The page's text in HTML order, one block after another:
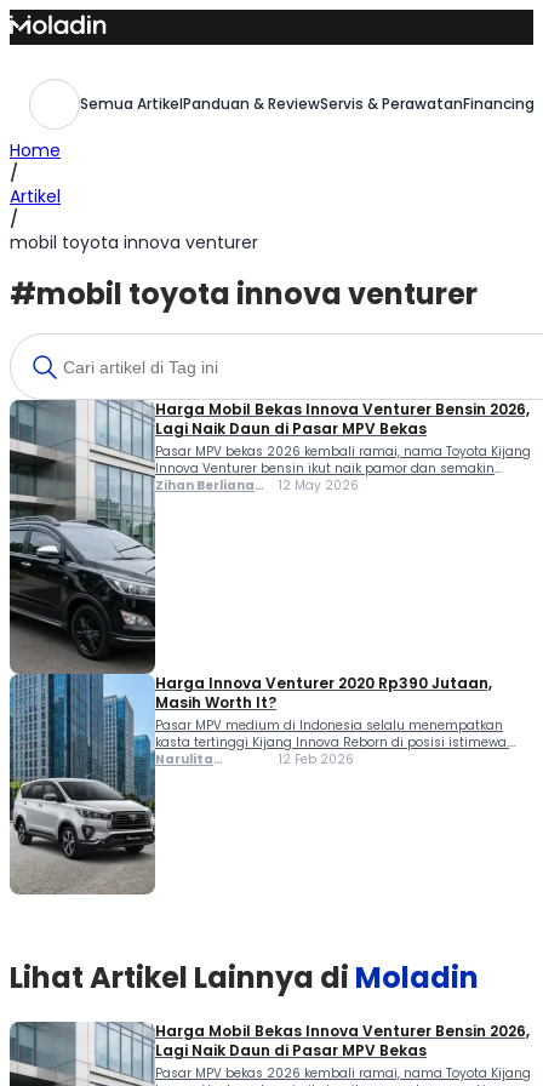
Skip
to
Semua ArtikelPanduan & ReviewServis & Perawatan
Home
/
Artikel
/
mobil toyota innova venturer
#mobil toyota innova venturer
Harga Mobil Bekas Innova Venturer Bensin 2026,
Lagi Naik Daun di Pasar MPV Bekas
Pasar MPV bekas 2026 kembali ramai, nama Toyota Kijang
Innova Venturer bensin ikut naik pamor dan semakin
sering dicari. Tampilan mewah, kabin lega, serta
Zihan Berliana
12 May 2026
Harga Innova Venturer 2020 Rp390 Jutaan,
Masih Worth It?
Pasar MPV medium di Indonesia selalu menempatkan
kasta tertinggi Kijang Innova Reborn di posisi istimewa.
Bagi kamu yang sedang mengincar unit legendaris ini,
Narulita
12 Feb 2026
Lihat Artikel Lainnya di Moladin
Harga Mobil Bekas Innova Venturer Bensin 2026,
Lagi Naik Daun di Pasar MPV Bekas
Pasar MPV bekas 2026 kembali ramai, nama Toyota Kijang